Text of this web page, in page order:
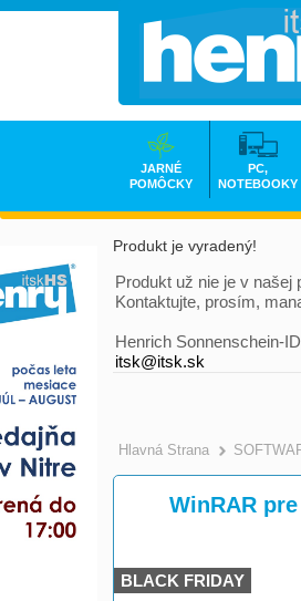
Produkt je vyradený!
Produkt už nie je v našej
Kontaktujte, prosím,
Henrich Sonnenschein-
itsk@itsk.sk
Hlavná Strana
WinRAR
BLACK FRIDAY
JARNÉ
POMÔCKY
PC,
NOTEBOOKY